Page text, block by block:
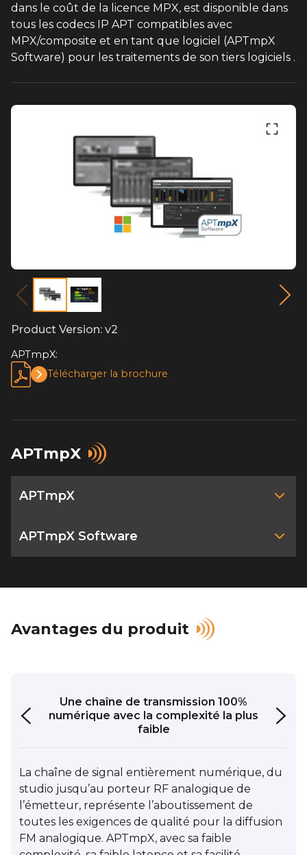
dans le coût de la licence MPX, est disponible dans
tous les codecs IP APT compatibles avec
MPX/composite et en tant que logiciel (APTmpX
Software) pour les traitements de son tiers logiciels .
Product Version: v2
APTmpX:
Télécharger la brochure
APTmpX
APTmpX
APTmpX Software​
Avantages du produit
Une chaîne de transmission 100%
numérique avec la complexité la plus
faible
La chaîne de signal entièrement numérique, du
studio jusqu’au porteur RF analogique de
l’émetteur, représente l’aboutissement de
toutes les exigences de qualité pour la diffusion
FM analogique. APTmpX, avec sa faible